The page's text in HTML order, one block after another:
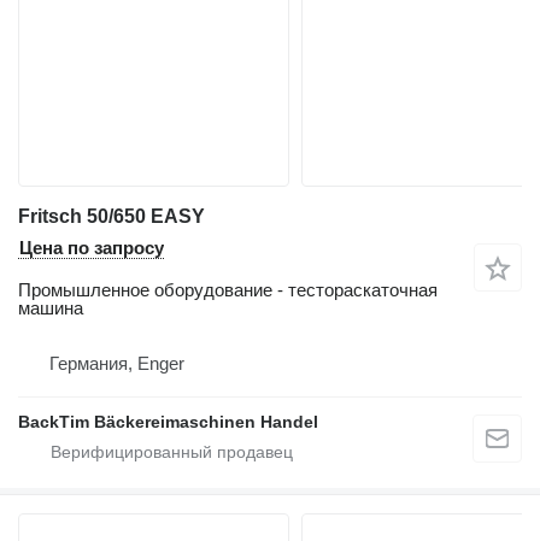
Fritsch 50/650 EASY
Цена по запросу
Промышленное оборудование - тестораскаточная
машина
Германия, Enger
BackTim Bäckereimaschinen Handel